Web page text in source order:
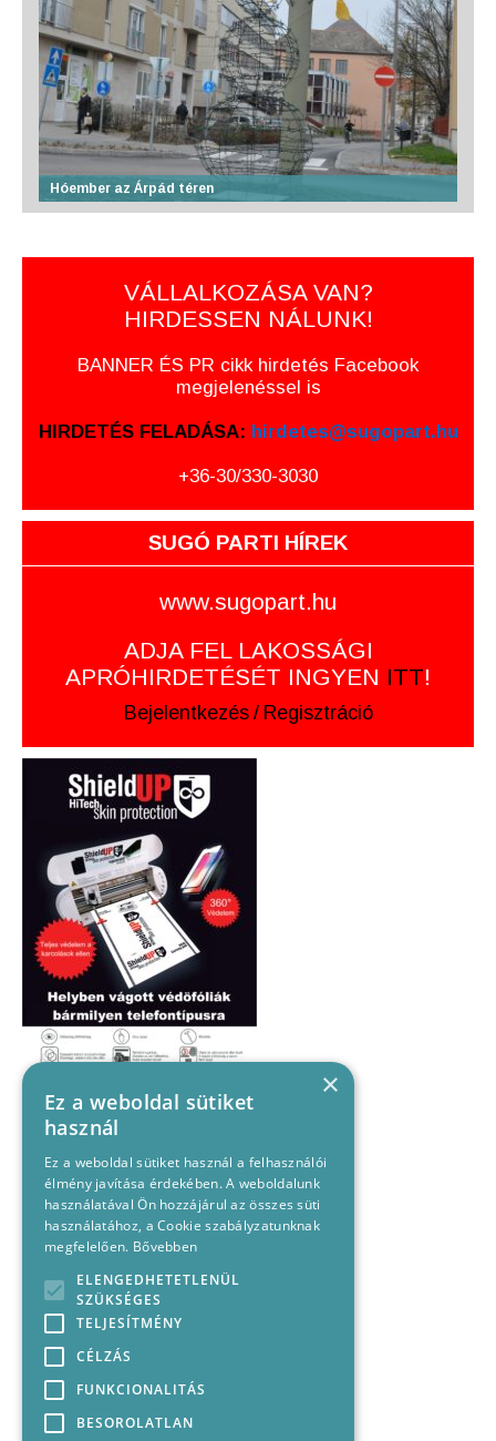
Hóember az Árpád téren
VÁLLALKOZÁSA VAN?
HIRDESSEN NÁLUNK!
BANNER ÉS PR cikk hirdetés Facebook
megjelenéssel is
HIRDETÉS FELADÁSA: hirdetes@sugopart.hu
+36-30/330-3030
SUGÓ PARTI HÍREK
www.sugopart.hu
ADJA FEL LAKOSSÁGI
APRÓHIRDETÉSÉT INGYEN ITT!
Bejelentkezés / Regisztráció
×
Ez a weboldal sütiket
használ
Ez a weboldal sütiket használ a felhasználói
élmény javítása érdekében. A weboldalunk
használatával Ön hozzájárul az összes süti
használatához, a Cookie szabályzatunknak
megfelelően. Bővebben
ELENGEDHETETLENÜL
SZÜKSÉGES
TELJESÍTMÉNY
CÉLZÁS
FUNKCIONALITÁS
BESOROLATLAN